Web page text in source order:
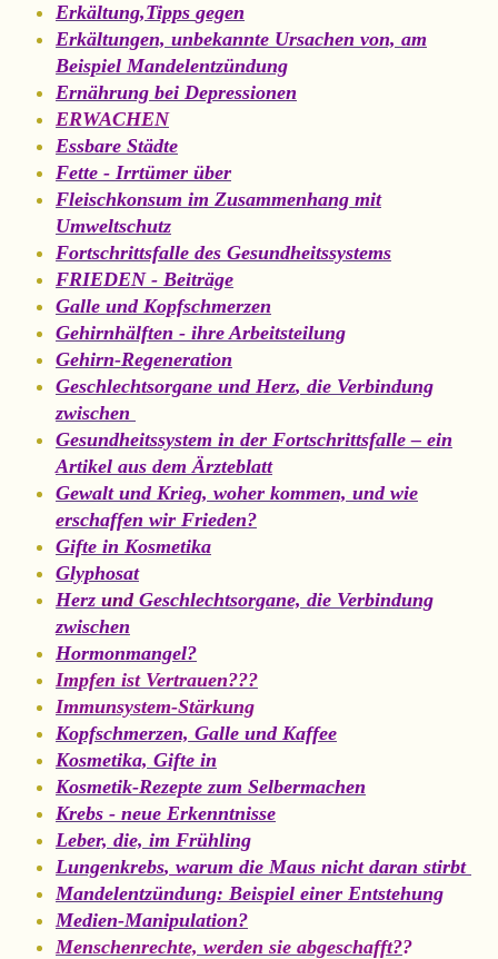
Erkältung,Tipps gegen
Erkältungen, unbekannte Ursachen von, am
Beispiel Mandelentzündung
Ernährung bei Depressionen
ERWACHEN
Essbare Städte
Fette - Irrtümer über
Fleischkonsum im Zusammenhang mit
Umweltschutz
Fortschrittsfalle des Gesundheitssystems
FRIEDEN - Beiträge
Galle und Kopfschmerzen
Gehirnhälften - ihre Arbeitsteilung
Gehirn-Regeneration
Geschlechtsorgane und Herz, die Verbindung
zwischen
Gesundheitssystem in der Fortschrittsfalle – ein
Artikel aus dem Ärzteblatt
Gewalt und Krieg, woher kommen, und wie
erschaffen wir Frieden?
Gifte in Kosmetika
Glyphosat
Herz und Geschlechtsorgane, die Verbindung
zwischen
Hormonmangel?
Impfen ist Vertrauen???
Immunsystem-Stärkung
Kopfschmerzen, Galle und Kaffee
Kosmetika, Gifte in
Kosmetik-Rezepte zum Selbermachen
Krebs - neue Erkenntnisse
Leber, die, im Frühling
Lungenkrebs, warum die Maus nicht daran stirbt
Mandelentzündung: Beispiel einer Entstehung
Medien-Manipulation?
Menschenrechte, werden sie abgeschafft??